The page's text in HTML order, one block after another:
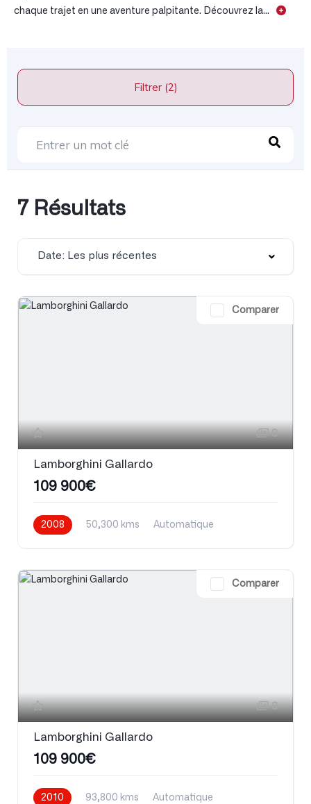
chaque trajet en une aventure palpitante. Découvrez la...
Filtrer (2)
7 Résultats
Date: Les plus récentes
Comparer
8
Lamborghini Gallardo
109 900€
2008 50,300 kms
Automatique
Comparer
8
Lamborghini Gallardo
109 900€
2010 93,800 kms
Automatique